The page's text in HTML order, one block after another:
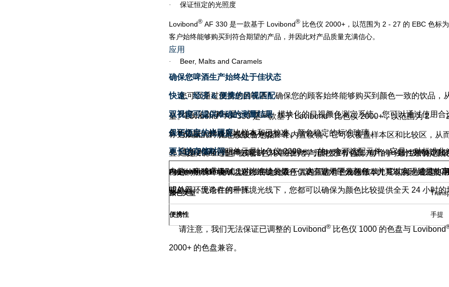
· 保证恒定的光照度
Lovibond® AF 330 是一款基于 Lovibond® 比色仪 2000+ ，以范围为 2 - 27 的 EBC 色标
客户始终能够购买到符合期望的产品，并因此对产品质量充满信心。
应用
· Beer, Malts and Caramels
确保您啤酒生产始终处于佳状态
您可以通过测量您的啤酒，确保您的顾客始终能够购买到颜色一致的饮品，
量。Lovibond®AF 330是一款基于Lovibond® 比色仪2000+，以范围为2 -
标为依据的特殊目视颜色分级套装。
通过25mm光学玻璃比色杯中的样本与预校准有色滤光片的一致性来确定颜
快速、经济&便携的目视匹配
比色仪2000+是一个灵活、模块化的目视颜色测定系统。您可以通过使用合
备和色盘，快速对比样本和已校准、颜色稳定的标准玻璃。
双视窗可提供准确的测量结果
Lovibond® 比色仪设备包括一个内置棱镜，它可以覆盖样本区和比较区，从
叠。该棱镜经过超声波密封，以防止光学元件受到污染。每个单独分级的标准
内的一个独立级别（对比连续分级），这有助于区分颜色，并可以实现结果的
保证恒定的光照度
日光2000照明单元是比色仪2000+的一个可选配元件。它是一种标准化
稳定的照明环境，以进行准确的颜色估测。这对于浅色样本尤其有利。通过使用
明单元，无论在何种环境光线下，您都可以确保为颜色比较提供全天 24 小时的
更长的存储时间
Lovibond® 测试盘的独特之处在于其内置的有色标准玻璃，它们颜色稳定，
或外部环境条件的干扰。
请注意，我们无法保证已调整的 Lovibond® 比色仪 1000 的色盘与 Lovibond
2000+ 的色盘兼容。
Applicable Standard EBC
颜色类型
便携性 手提